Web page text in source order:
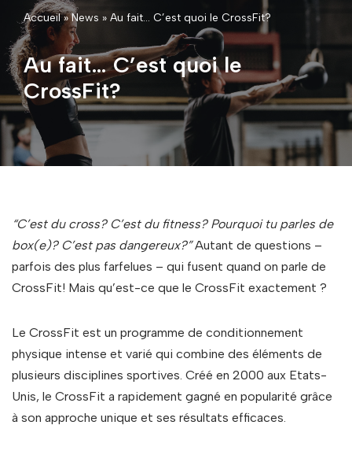
Accueil»News » Au fait… C’est quoi le CrossFit?
Au fait… C’est quoi le
CrossFit?
“C’est du cross? C’est du fitness? Pourquoi tu parles de
box(e)? C’est pas dangereux?”Autant de questions –
parfois des plus farfelues – qui fusent quand on parle de
CrossFit! Mais qu’est-ce que le CrossFit exactement ?
Le CrossFit est un programme de conditionnement
physique intense et varié qui combine des éléments de
plusieurs disciplines sportives. Créé en 2000 aux Etats-
Unis, le CrossFit a rapidement gagné en popularité grâce
à son approche unique et ses résultats efficaces.